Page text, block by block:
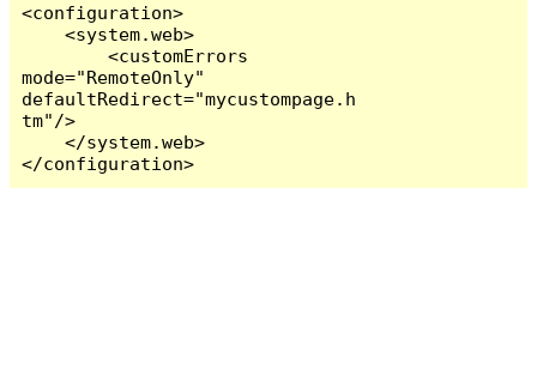
<configuration>
    <system.web>
        <customErrors
mode="RemoteOnly"
defaultRedirect="mycustompage.h
tm"/>
    </system.web>
</configuration>